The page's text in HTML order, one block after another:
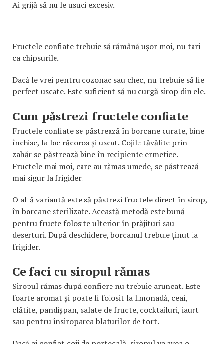
Ai grijă să nu le usuci excesiv.
Fructele confiate trebuie să rămână ușor moi, nu tari
ca chipsurile.
Dacă le vrei pentru cozonac sau chec, nu trebuie să fie
perfect uscate. Este suficient să nu curgă sirop din ele.
Cum păstrezi fructele confiate
Fructele confiate se păstrează în borcane curate, bine
închise, la loc răcoros și uscat. Cojile tăvălite prin
zahăr se păstrează bine în recipiente ermetice.
Fructele mai moi, care au rămas umede, se păstrează
mai sigur la frigider.
O altă variantă este să păstrezi fructele direct în sirop,
în borcane sterilizate. Această metodă este bună
pentru fructe folosite ulterior în prăjituri sau
deserturi. După deschidere, borcanul trebuie ținut la
frigider.
Ce faci cu siropul rămas
Siropul rămas după confiere nu trebuie aruncat. Este
foarte aromat și poate fi folosit la limonadă, ceai,
clătite, pandișpan, salate de fructe, cocktailuri, iaurt
sau pentru însiroparea blaturilor de tort.